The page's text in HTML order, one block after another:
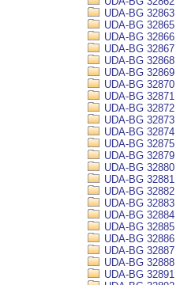
UDA-BG 32863
UDA-BG 32865
UDA-BG 32866
UDA-BG 32867
UDA-BG 32868
UDA-BG 32869
UDA-BG 32870
UDA-BG 32871
UDA-BG 32872
UDA-BG 32873
UDA-BG 32874
UDA-BG 32875
UDA-BG 32879
UDA-BG 32880
UDA-BG 32881
UDA-BG 32882
UDA-BG 32883
UDA-BG 32884
UDA-BG 32885
UDA-BG 32886
UDA-BG 32887
UDA-BG 32888
UDA-BG 32891